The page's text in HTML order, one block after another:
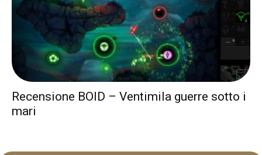
Recensione BOID – Ventimila guerre sotto i
mari